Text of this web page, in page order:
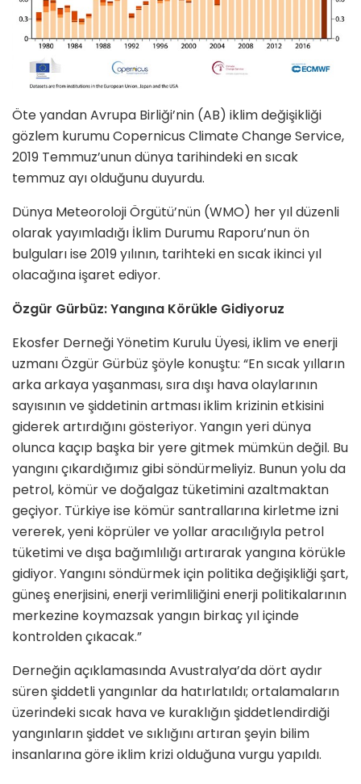
Öte yandan Avrupa Birliği’nin (AB) iklim değişikliği
gözlem kurumu Copernicus Climate Change Service,
2019 Temmuz’unun dünya tarihindeki en sıcak
temmuz ayı olduğunu duyurdu.
Dünya Meteoroloji Örgütü’nün (WMO) her yıl düzenli
olarak yayımladığı İklim Durumu Raporu’nun ön
bulguları ise 2019 yılının, tarihteki en sıcak ikinci yıl
olacağına işaret ediyor.
Özgür Gürbüz: Yangına Körükle Gidiyoruz
Ekosfer Derneği Yönetim Kurulu Üyesi, iklim ve enerji
uzmanı Özgür Gürbüz şöyle konuştu: “En sıcak yılların
arka arkaya yaşanması, sıra dışı hava olaylarının
sayısının ve şiddetinin artması iklim krizinin etkisini
giderek artırdığını gösteriyor. Yangın yeri dünya
olunca kaçıp başka bir yere gitmek mümkün değil. Bu
yangını çıkardığımız gibi söndürmeliyiz. Bunun yolu da
petrol, kömür ve doğalgaz tüketimini azaltmaktan
geçiyor. Türkiye ise kömür santrallarına kirletme izni
vererek, yeni köprüler ve yollar aracılığıyla petrol
tüketimi ve dışa bağımlılığı artırarak yangına körükle
gidiyor. Yangını söndürmek için politika değişikliği şart,
güneş enerjisini, enerji verimliliğini enerji politikalarının
merkezine koymazsak yangın birkaç yıl içinde
kontrolden çıkacak.”
Derneğin açıklamasında Avustralya’da dört aydır
süren şiddetli yangınlar da hatırlatıldı; ortalamaların
üzerindeki sıcak hava ve kuraklığın şiddetlendirdiği
yangınların şiddet ve sıklığını artıran şeyin bilim
insanlarına göre iklim krizi olduğuna vurgu yapıldı.